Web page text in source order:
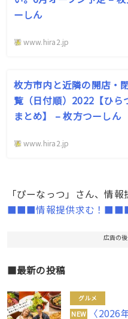
ーしん
www.hira2.jp
枚方市内と近隣の開店・
覧（日付順）2022【ひら
まとめ】 – 枚方つーしん
www.hira2.jp
「ぴーなっつ」さん、情
■■■情報提供求む！
広告の
■最新の投稿
グルメ
NEW 〈2026